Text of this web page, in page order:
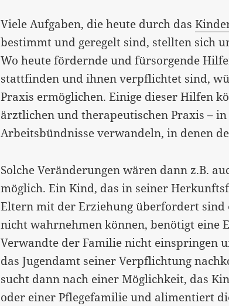
Viele Aufgaben, die heute durch das
bestimmt und geregelt sind, stellten sich
Wo heute fördernde und fürsorgende
stattfinden und ihnen verpflichtet sind,
Praxis ermöglichen. Einige dieser Hilfen
ärztlichen und therapeutischen Praxis –
Arbeitsbündnisse verwandeln, in denen
Solche Veränderungen wären dann z.B.
möglich. Ein Kind, das in seiner
Eltern mit der Erziehung überfordert
nicht wahrnehmen können, benötigt eine
Verwandte der Familie nicht einspringen
das Jugendamt seiner Verpflichtung
sucht dann nach einer Möglichkeit, das
oder einer Pflegefamilie und alimentiert